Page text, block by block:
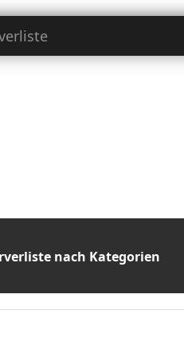
nach Kategorien